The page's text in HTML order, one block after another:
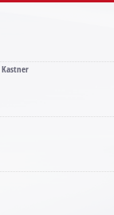
Kastner